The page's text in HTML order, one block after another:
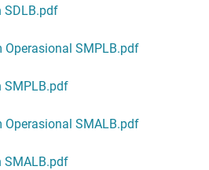
SDLB.pdf
Operasional SMPLB.pdf
SMPLB.pdf
Operasional SMALB.pdf
SMALB.pdf